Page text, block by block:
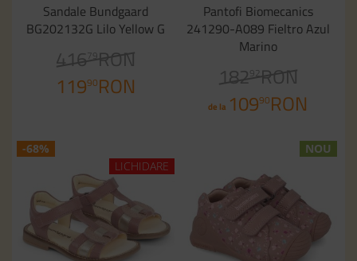
Sandale Bundgaard
BG202132G Lilo Yellow G
416 79
RON
11990RON
Pantofi Biomecanics
241290-A089 Fieltro Azul
Marino
182 92RON
de la 10990RON
-68%
LICHIDARE
NOU